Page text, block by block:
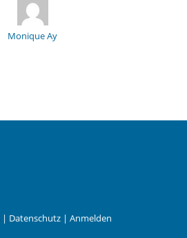
Monique Ay
| Datenschutz | Anmelden